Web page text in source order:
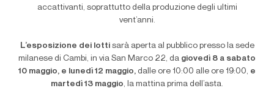
accattivanti, soprattutto della produzione degli ultimi
vent’anni.
L’esposizione dei lotti sarà aperta al pubblico presso la sede
milanese di Cambi, in via San Marco 22, da giovedì 8 a sabato
10 maggio, e lunedì 12 maggio, dalle ore 10:00 alle ore 19:00, e
martedì 13 maggio, la mattina prima dell’asta.